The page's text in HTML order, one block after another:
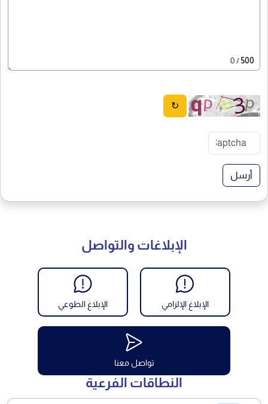
500
/ 0
↻
أرسل
الإبلاغات والتواصل
الإبلاغ الإلزامي الإبلاغ الطوعي
تواصل معنا
النطاقات الفرعية